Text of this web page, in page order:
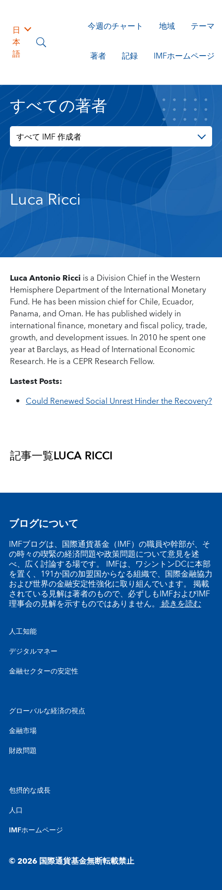
日
本
語
今週のチャート 地域 テーマ
著者 記録 IMFホームページ
すべての著者
すべて IMF 作成者
Luca Ricci
Luca Antonio Ricci is a Division Chief in the Western
Hemisphere Department of the International Monetary
Fund. He has been mission chief for Chile, Ecuador,
Panama, and Oman. He has published widely in
international finance, monetary and fiscal policy, trade,
growth, and development issues. In 2010 he spent one
year at Barclays, as Head of International Economic
Research. He is a CEPR Research Fellow.
Lastest Posts:
Could Renewed Social Unrest Hinder the Recovery?
記事一覧LUCA RICCI
ブログについて
IMFブログは、国際通貨基金（IMF）の職員や幹部が、そ
の時々の喫緊の経済問題や政策問題について意見を述
べ、広く討論する場です。 IMFは、ワシントンDCに本部
を置く、191か国の加盟国からなる組織で、国際金融協力
および世界の金融安定性強化に取り組んでいます。 掲載
されている見解は著者のもので、必ずしもIMFおよびIMF
理事会の見解を示すものではありません。 続きを読む
人工知能
デジタルマネー
金融セクターの安定性
グローバルな経済の視点
金融市場
財政問題
包摂的な成長
人口
IMFホームページ
© 2026 国際通貨基金無断転載禁止